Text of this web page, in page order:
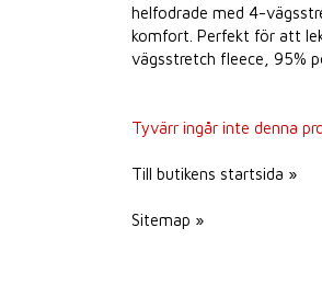
helfodrade med 4-
komfort. Perfekt för att
vägsstretch fleece, 95%
Tyvärr ingår inte denna
Till butikens startsida »
Sitemap »